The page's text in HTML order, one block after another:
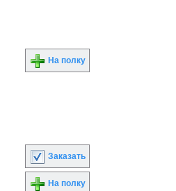
На полку
Заказать
На полку